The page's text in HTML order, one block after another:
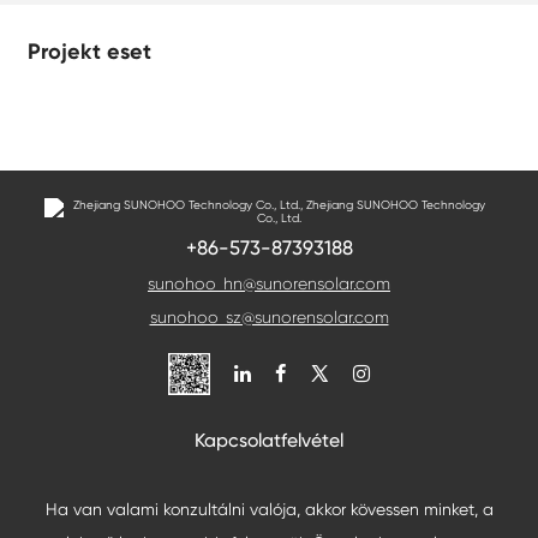
Projekt eset
+86-573-87393188
sunohoo_hn@sunorensolar.com
sunohoo_sz@sunorensolar.com

Kapcsolatfelvétel
Ha van valami konzultálni valója, akkor kövessen minket, a